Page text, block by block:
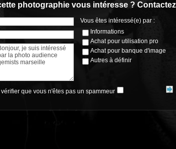
photographie vous intéresse ?
Vous êtes intéressé(e) par :
Informations
Achat pour utilisation pro
Achat pour banque d'image
Autres à définir
que vous n'êtes pas un spammeur